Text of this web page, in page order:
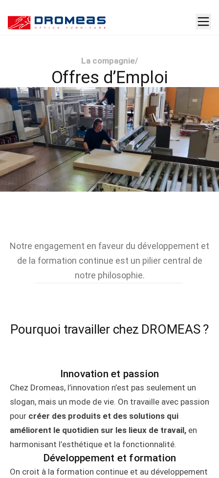
La compagnie/
Offres d’Emploi
Notre engagement en faveur du développement et
de la formation continue est un pilier central de
notre philosophie.
Pourquoi travailler chez DROMEAS ?
Innovation et passion
Chez Dromeas, l’innovation n’est pas seulement un
slogan, mais un mode de vie. On travaille avec passion
pour créer des produits et des solutions qui
améliorent le quotidien sur les lieux de travail, en
harmonisant l’esthétique et la fonctionnalité.
Développement et formation
On croit à la formation continue et au développement